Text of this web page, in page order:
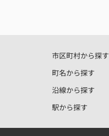
市区町村から探す
町名から探す
沿線から探す
駅から探す